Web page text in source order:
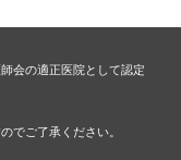
会の適正医院として認定
でご了承ください。